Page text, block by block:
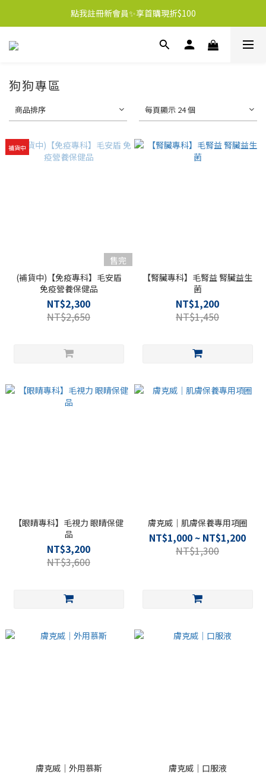
點我註冊新會員✨享首購現折$100
狗狗專區
商品排序 每頁顯示 24 個
補貨中
售完
(補貨中)【免疫專科】毛安盾
免疫營養保健品
NT$2,300
NT$2,650
【腎臟專科】毛腎益 腎臟益生
菌
NT$1,200
NT$1,450
【眼睛專科】毛視力 眼睛保健
品
NT$3,200
NT$3,600
膚克威｜肌膚保養專用項圈
NT$1,000 ~ NT$1,200
NT$1,300
膚克威｜外用慕斯 膚克威｜口服液